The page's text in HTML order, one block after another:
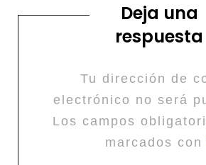
Deja una
respuesta
Tu dirección de
electrónico no será
Los campos
marcados con